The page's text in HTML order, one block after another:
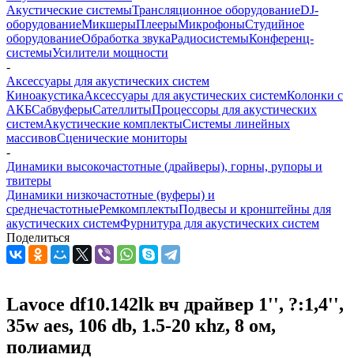
Акустические системыТрансляционное оборудованиеDJ-
оборудованиеМикшерыПлеерыМикрофоныСтудийное
оборудованиеОбработка звукаРадиосистемыКонференц-
системыУсилители мощности
-
Аксессуары для акустических систем
КиноакустикаАксессуары для акустических системКолонки с
АКБСабвуферыСателлитыПроцессоры для акустических
системАкустические комплектыСистемы линейных
массивовСценические мониторы
-
Динамики высокочастотные (драйверы), горны, рупоры и
твитеры
Динамики низкочастотные (вуферы) и
среднечастотныеРемкомплектыПодвесы и кронштейны для
акустических системФурнитура для акустических систем
Поделиться
Lavoce df10.142lk вч драйвер 1'', ?:1,4'',
35w aes, 106 db, 1.5-20 кhz, 8 ом,
полиамид